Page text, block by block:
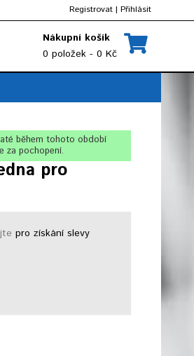
Registrovat | Přihlásit
Nákupní košík
0 položek - 0 Kč
během tohoto období
za pochopení.
pro
pro získání slevy